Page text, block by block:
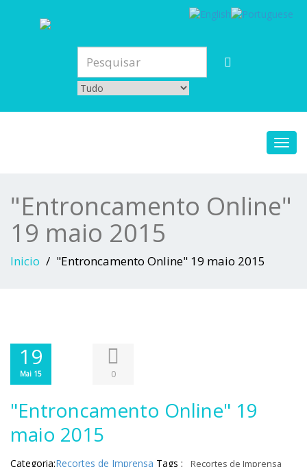
"Entroncamento Online"
19 maio 2015
Inicio "Entroncamento Online" 19 maio 2015
19
Mai 15 0
"Entroncamento Online" 19
maio 2015
Categoria:Recortes de Imprensa Tags : Recortes de Imprensa